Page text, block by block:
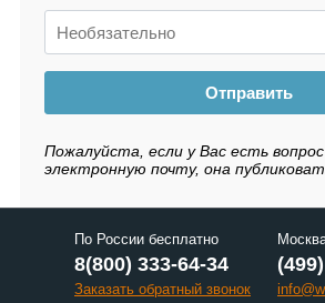
Отправить
Пожалуйста, если у Вас есть
электронную почту, она
По России бесплатно
8(800) 333-64-34
Заказать обратный звонок